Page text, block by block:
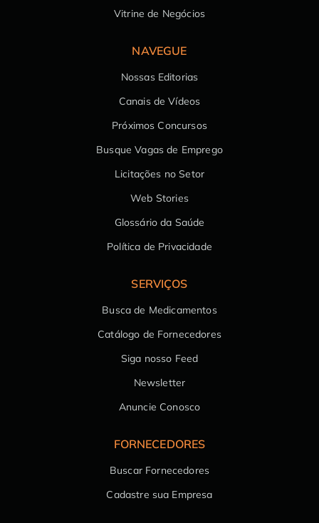
Vitrine de Negócios
NAVEGUE
Nossas Editorias
Canais de Vídeos
Próximos Concursos
Busque Vagas de Emprego
Licitações no Setor
Web Stories
Glossário da Saúde
Política de Privacidade
SERVIÇOS
Busca de Medicamentos
Catálogo de Fornecedores
Siga nosso Feed
Newsletter
Anuncie Conosco
FORNECEDORES
Buscar Fornecedores
Cadastre sua Empresa